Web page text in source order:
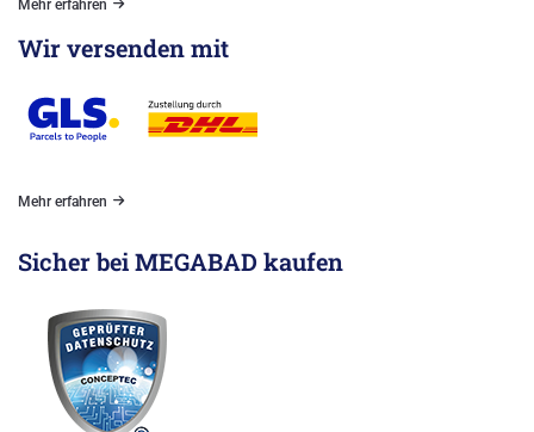
Mehr erfahren
Wir versenden mit
Mehr erfahren
Sicher bei MEGABAD kaufen